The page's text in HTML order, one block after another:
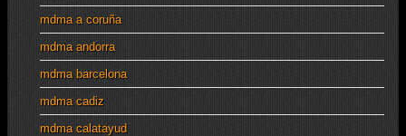
mdma a coruña
mdma andorra
mdma barcelona
mdma cadiz
mdma calatayud